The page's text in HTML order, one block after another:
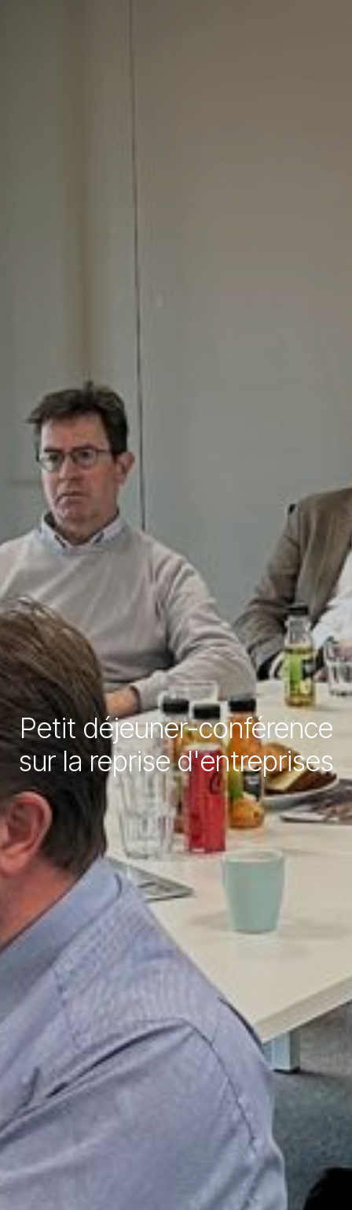
Petit déjeuner-conférence
sur la reprise d'entreprises